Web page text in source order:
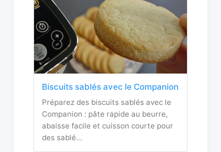
Biscuits sablés avec le Companion
Préparez des biscuits sablés avec le
Companion : pâte rapide au beurre,
abaisse facile et cuisson courte pour
des sablé…